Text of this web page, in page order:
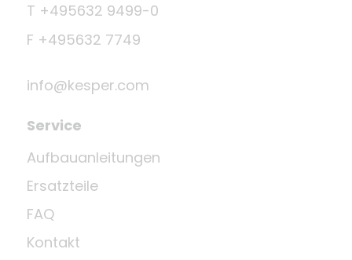
T +495632 9499-0
F +495632 7749
info@kesper.com
Service
Aufbauanleitungen
Ersatzteile
FAQ
Kontakt